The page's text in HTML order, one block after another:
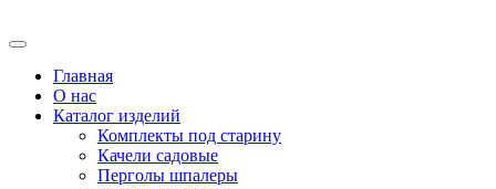
Главная
О нас
Каталог изделий
Комплекты под старину
Качели садовые
Перголы шпалеры